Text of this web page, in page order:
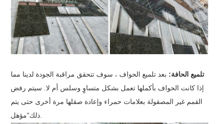
تلميع الحافة: بعد تلميع الحواف ، سوف تتحقق مراقبة الجودة لدينا مما
إذا كانت الحواف بأكملها تعمل بشكل متساوٍ وسلس أم لا. سيتم رفض
القمم غير المصقولة بعلامات حمراء وإعادة صقلها مرة أخرى حتى يتم
ذلك" مؤهل.